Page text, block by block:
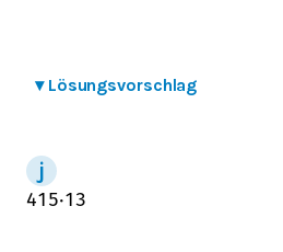
▾ Lösungsvorschlag
415⋅1 3